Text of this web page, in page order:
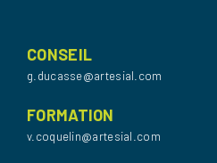
CONSEIL
g.ducasse@artesial.com
FORMATION
v.coquelin@artesial.com